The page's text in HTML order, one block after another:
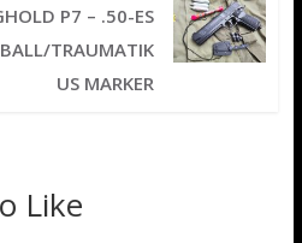
P7 – .50-ES
TRAUMATIK
US MARKER
Like